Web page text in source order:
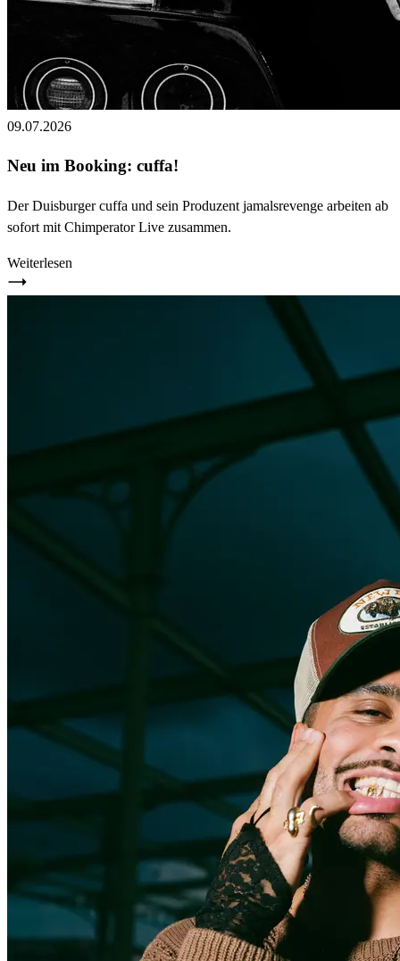
09.07.2026
Neu im Booking: cuffa!
Der Duisburger cuffa und sein Produzent jamalsrevenge arbeiten ab
sofort mit Chimperator Live zusammen.
Weiterlesen